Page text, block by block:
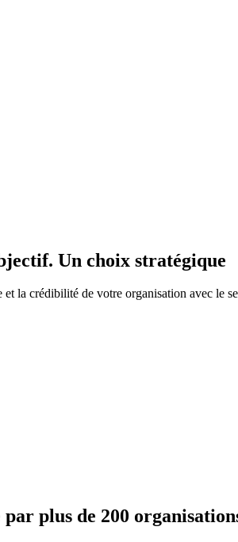
Un choix stratégique
la crédibilité de votre organisation avec le
par plus de 200